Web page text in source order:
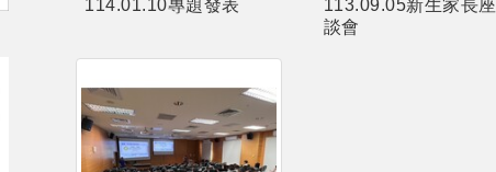
114.01.10專題發表
113.09.05新生家長座
談會